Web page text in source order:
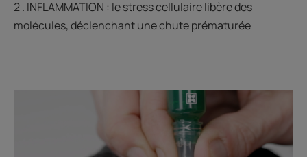
2 . INFLAMMATION : le stress cellulaire libère des
molécules, déclenchant une chute prématurée